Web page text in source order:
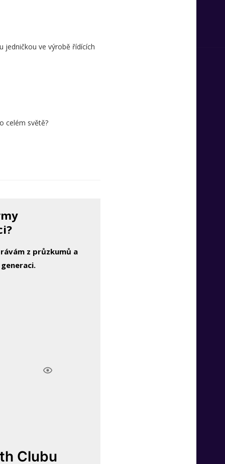
jedničkou ve výrobě řídících
celém světě?
z průzkumů a
Clubu